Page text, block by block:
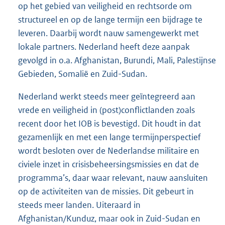
op het gebied van veiligheid en rechtsorde om
structureel en op de lange termijn een bijdrage te
leveren. Daarbij wordt nauw samengewerkt met
lokale partners. Nederland heeft deze aanpak
gevolgd in o.a. Afghanistan, Burundi, Mali, Palestijnse
Gebieden, Somalië en Zuid-Sudan.
Nederland werkt steeds meer geïntegreerd aan
vrede en veiligheid in (post)conflictlanden zoals
recent door het IOB is bevestigd. Dit houdt in dat
gezamenlijk en met een lange termijnperspectief
wordt besloten over de Nederlandse militaire en
civiele inzet in crisisbeheersingsmissies en dat de
programma’s, daar waar relevant, nauw aansluiten
op de activiteiten van de missies. Dit gebeurt in
steeds meer landen. Uiteraard in
Afghanistan/Kunduz, maar ook in Zuid-Sudan en